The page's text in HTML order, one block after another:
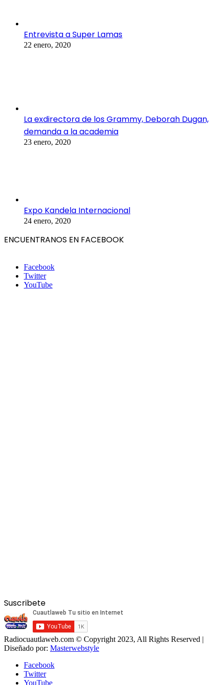
Entrevista a Super Lamas
22 enero, 2020
La exdirectora de los Grammy, Deborah Dugan,
demanda a la academia
23 enero, 2020
Expo Kandela Internacional
24 enero, 2020
ENCUENTRANOS EN FACEBOOK
Facebook
Twitter
YouTube
Suscribete
Radiocuautlaweb.com © Copyright 2023, All Rights Reserved |
Diseñado por: Masterwebstyle
Facebook
Twitter
YouTube